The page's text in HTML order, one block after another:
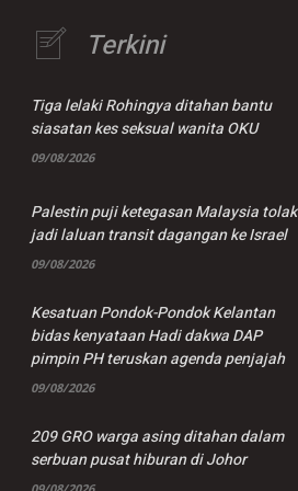
Terkini
Tiga lelaki Rohingya ditahan bantu
siasatan kes seksual wanita OKU
09/08/2026
Palestin puji ketegasan Malaysia tolak
jadi laluan transit dagangan ke Israel
09/08/2026
Kesatuan Pondok-Pondok Kelantan
bidas kenyataan Hadi dakwa DAP
pimpin PH teruskan agenda penjajah
09/08/2026
209 GRO warga asing ditahan dalam
serbuan pusat hiburan di Johor